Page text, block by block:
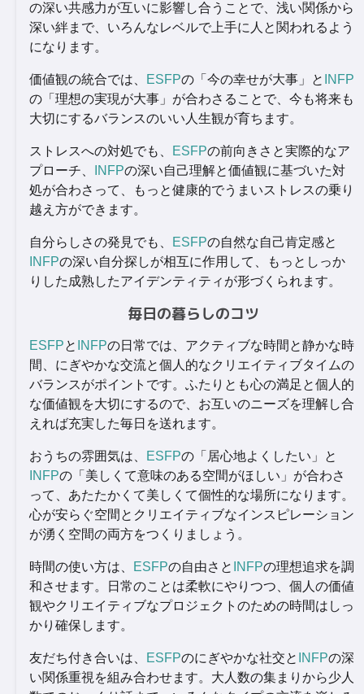
の深い共感力が互いに影響し合うことで、浅い関係から
深い絆まで、いろんなレベルで上手に人と関われるよう
になります。
価値観の統合では、 ESFPの「今の幸せが大事」と INFP
の「理想の実現が大事」が合わさることで、今も将来も
大切にするバランスのいい人生観が育ちます。
ストレスへの対処でも、 ESFPの前向きさと実際的なア
プローチ、
INFPの深い自己理解と価値観に基づいた対
処が合わさって、もっと健康的でうまいストレスの乗り
越え方ができます。
自分らしさの発見でも、 ESFPの自然な自己肯定感と
INFPの深い自分探しが相互に作用して、もっとしっか
りした成熟したアイデンティティが形づくられます。
毎日の暮らしのコツ
ESFPと INFPの日常では、アクティブな時間と静かな時
間、にぎやかな交流と個人的なクリエイティブタイムの
バランスがポイントです。ふたりとも心の満足と個人的
な価値観を大切にするので、お互いのニーズを理解し合
えれば充実した毎日を送れます。
おうちの雰囲気は、 ESFPの「居心地よくしたい」と
INFPの「美しくて意味のある空間がほしい」が合わさ
って、あたたかくて美しくて個性的な場所になります。
心が安らぐ空間とクリエイティブなインスピレーション
が湧く空間の両方をつくりましょう。
時間の使い方は、 ESFPの自由さと INFPの理想追求を調
和させます。日常のことは柔軟にやりつつ、個人の価値
観やクリエイティブなプロジェクトのための時間はしっ
かり確保します。
友だち付き合いは、 ESFPのにぎやかな社交と INFPの深
い関係重視を組み合わせます。大人数の集まりから少人